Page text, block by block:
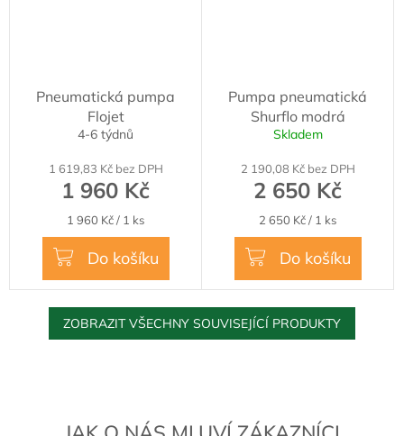
Pneumatická pumpa
Flojet
4-6 týdnů
1 619,83 Kč bez DPH
1 960 Kč
Měrná
cena:
1 960 Kč / 1 ks
Do košíku
Pumpa pneumatická
Shurflo modrá
Skladem
2 190,08 Kč bez DPH
2 650 Kč
Měrná
cena:
2 650 Kč / 1 ks
Do košíku
ZOBRAZIT VŠECHNY SOUVISEJÍCÍ PRODUKTY